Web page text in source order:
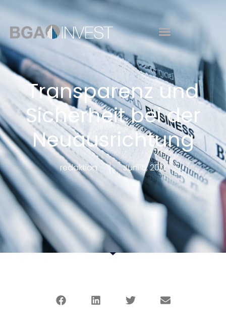
Transparenz und
Sicherheit bei der
Neuausrichtung
redaktion Juni 5, 2012